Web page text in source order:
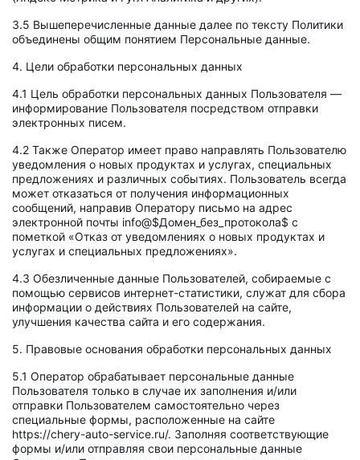
3.5 Вышеперечисленные данные далее по тексту Политики
объединены общим понятием Персональные данные.
4. Цели обработки персональных данных
4.1 Цель обработки персональных данных Пользователя —
информирование Пользователя посредством отправки
электронных писем.
4.2 Также Оператор имеет право направлять Пользователю
уведомления о новых продуктах и услугах, специальных
предложениях и различных событиях. Пользователь всегда
может отказаться от получения информационных
сообщений, направив Оператору письмо на адрес
электронной почты info@$Домен_без_протокола$ с
пометкой «Отказ от уведомлениях о новых продуктах и
услугах и специальных предложениях».
4.3 Обезличенные данные Пользователей, собираемые с
помощью сервисов интернет-статистики, служат для сбора
информации о действиях Пользователей на сайте,
улучшения качества сайта и его содержания.
5. Правовые основания обработки персональных данных
5.1 Оператор обрабатывает персональные данные
Пользователя только в случае их заполнения и/или
отправки Пользователем самостоятельно через
специальные формы, расположенные на сайте
https://chery-auto-service.ru/. Заполняя соответствующие
формы и/или отправляя свои персональные данные